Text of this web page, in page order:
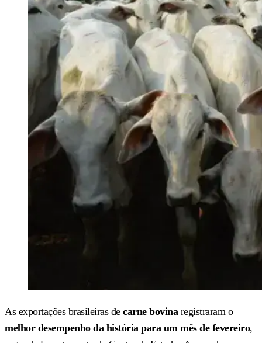
As exportações brasileiras de carne bovina registraram o
melhor desempenho da história para um mês de fevereiro,